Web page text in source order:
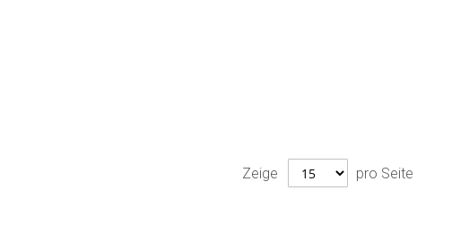
Zeige pro Seite